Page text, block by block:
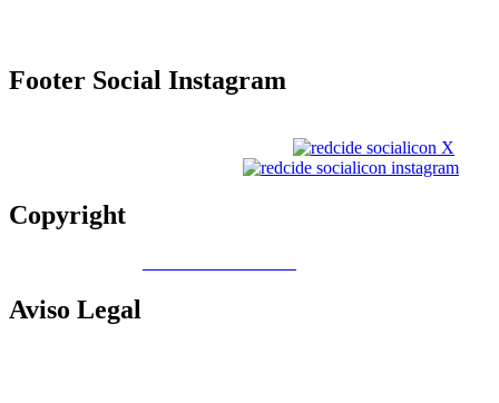
Footer Social Instagram
Copyright
Aviso Legal